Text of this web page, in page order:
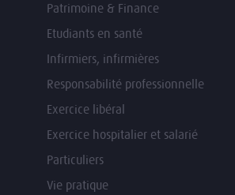
Patrimoine & Finance
Etudiants en santé
Infirmiers, infirmières
Responsabilité professionnelle
Exercice libéral
Exercice hospitalier et salarié
Particuliers
Vie pratique